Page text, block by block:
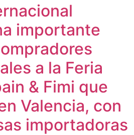
importante
a la Feria
& Fimi que
Valencia, con
importadoras